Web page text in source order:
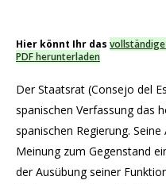
Hier könnt Ihr das
PDF herunterladen
Der Staatsrat (Consejo del
spanischen Verfassung das
spanischen Regierung.
Meinung zum Gegenstand
der Ausübung seiner